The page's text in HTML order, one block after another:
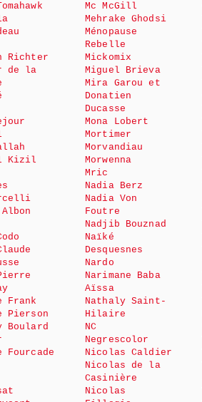
Richter
de la
Kizil
Albon
Frank
Pierson
Boulard
Fourcade
Mc McGill
Mehrake Ghodsi
Ménopause
Rebelle
Mickomix
Miguel Brieva
Mira Garou et
Donatien
Ducasse
Mona Lobert
Mortimer
Morvandiau
Morwenna
Mric
Nadia Berz
Nadia Von
Foutre
Nadjib Bouznad
Naïké
Desquesnes
Nardo
Narimane Baba
Aïssa
Nathaly Saint-
Hilaire
NC
Negrescolor
Nicolas Caldier
Nicolas de la
Casinière
Nicolas